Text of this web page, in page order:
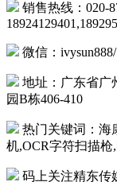
销售热线：020-
微信：
地址：广东
园B栋406-410
热门关键词
机,OCR字符扫描枪
码上关注精东传